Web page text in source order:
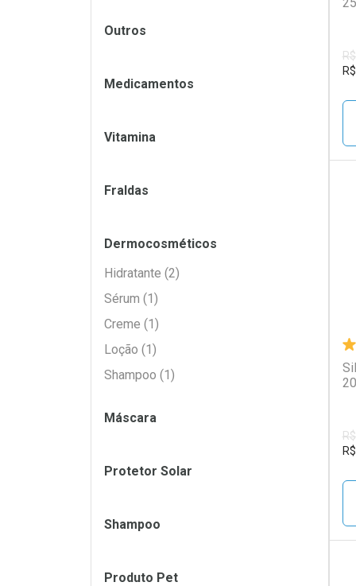
R$
R$
Filtros
Outros
Medicamentos
Vitamina
Fraldas
Dermocosméticos
Hidratante (2)
Sérum (1)
Creme (1)
Loção (1)
Shampoo (1)
Máscara
Protetor Solar
Shampoo
Produto Pet